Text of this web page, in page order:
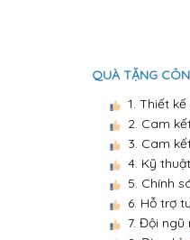
QUÀ TẶNG
1. Thiết
2. Cam
3. Cam
4. Kỹ
5. Chính
6. Hỗ trợ
7. Đội